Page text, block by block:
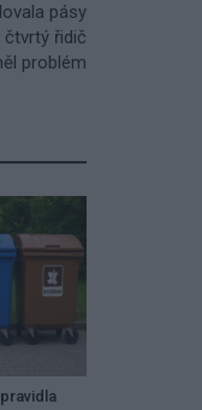
pásy
čtvrtý řidič
problém